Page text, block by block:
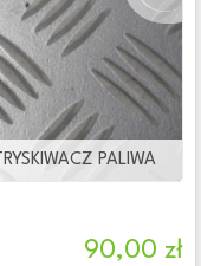
PALIWA
90,00 zł